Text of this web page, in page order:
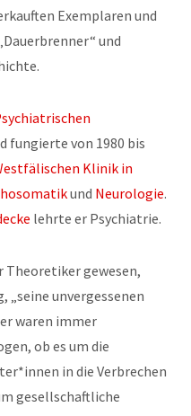
Exemplaren und
und
fungierte von 1980 bis
Klinik in
und Neurologie.
lehrte er Psychiatrie.
Theoretiker gewesen,
unvergessenen
waren immer
ob es um die
in die Verbrechen
gesellschaftliche